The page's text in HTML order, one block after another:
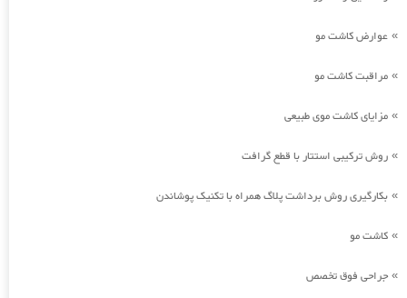
» عوارض کاشت مو
» مراقبت کاشت مو
» مزایای کاشت موی طبیعی
» روش ترکیبی استتار با قطع گرافت
» بکارگیری روش برداشت پلاگ همراه با تکنیک پوشاندن
» کاشت مو
» جراحی فوق تخصص